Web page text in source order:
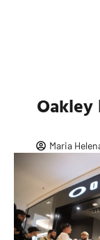
Oakley
Maria